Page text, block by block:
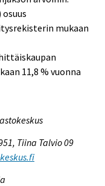
mukaan
11,8 % vuonna
Tiina Talvio 09